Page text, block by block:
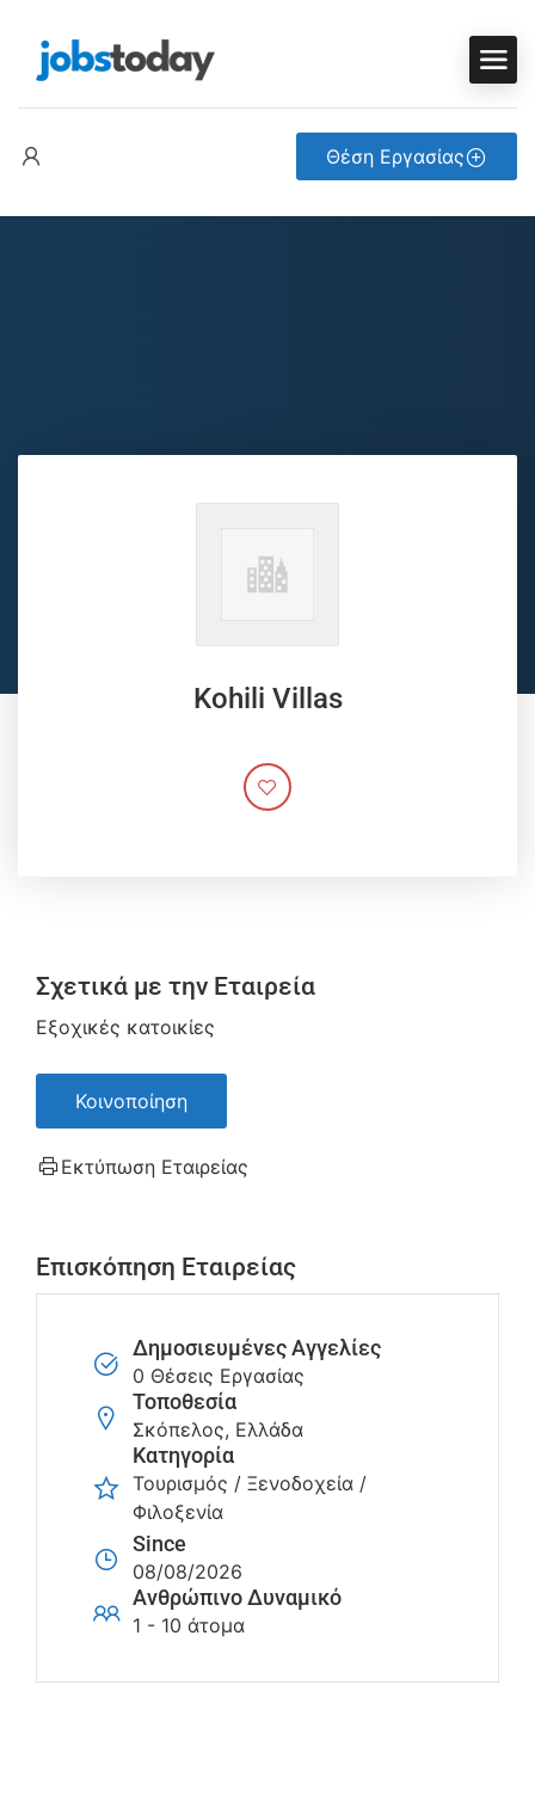
Θέση Εργασίας
Kohili Villas
Σχετικά με την Εταιρεία
Εξοχικές κατοικίες
Κοινοποίηση
Εκτύπωση Εταιρείας
Επισκόπηση Εταιρείας
Δημοσιευμένες Αγγελίες
0 Θέσεις Εργασίας
Τοποθεσία
Σκόπελος, Ελλάδα
Κατηγορία
Τουρισμός / Ξενοδοχεία /
Φιλοξενία
Since
08/08/2026
Ανθρώπινο Δυναμικό
1 - 10 άτομα